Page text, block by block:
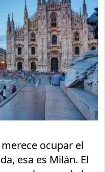
ocupar el
esa es Milán. El